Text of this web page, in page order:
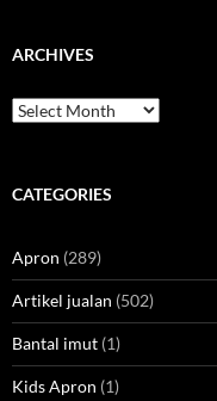
ARCHIVES
Archives
CATEGORIES
Apron (289)
Artikel jualan (502)
Bantal imut (1)
Kids Apron (1)